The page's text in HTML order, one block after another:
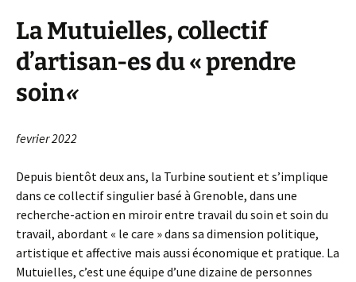
La Mutuielles, collectif
d’artisan-es du « prendre
soin«
fevrier 2022
Depuis bientôt deux ans, la Turbine soutient et s’implique
dans ce collectif singulier basé à Grenoble, dans une
recherche-action en miroir entre travail du soin et soin du
travail, abordant « le care » dans sa dimension politique,
artistique et affective mais aussi économique et pratique. La
Mutuielles, c’est une équipe d’une dizaine de personnes